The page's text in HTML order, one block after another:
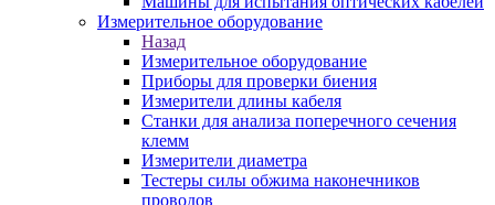
Измерительное оборудование
Назад
Измерительное оборудование
Приборы для проверки биения
Измерители длины кабеля
Станки для анализа поперечного сечения
клемм
Измерители диаметра
Тестеры силы обжима наконечников
проводов